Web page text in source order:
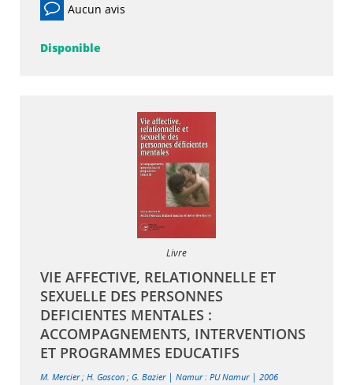
Aucun avis
Disponible
Livre
VIE AFFECTIVE, RELATIONNELLE ET
SEXUELLE DES PERSONNES
DEFICIENTES MENTALES :
ACCOMPAGNEMENTS, INTERVENTIONS
ET PROGRAMMES EDUCATIFS
M. Mercier; H. Gascon ; G. Bazier | Namur : PU Namur| 2006